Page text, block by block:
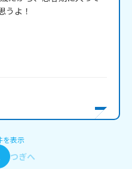
うよ！
を表示
つぎへ